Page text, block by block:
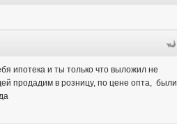
ипотека и ты только что выложил не
продадим в розницу, по цене опта, были